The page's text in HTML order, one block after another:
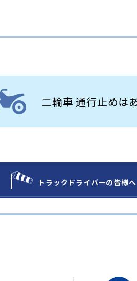
二輪車 通行止めは
トラックドライバーの皆様へ